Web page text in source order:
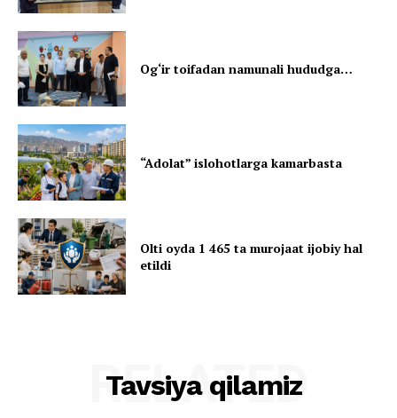
Og‘ir toifadan namunali hududga…
“Adolat” islohotlarga kamarbasta
Olti oyda 1 465 ta murojaat ijobiy hal
etildi
Tavsiya qilamiz
RELATED